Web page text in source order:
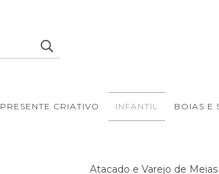
PRESENTE CRIATIVO INFANTIL BOIAS E
Atacado e Varejo de